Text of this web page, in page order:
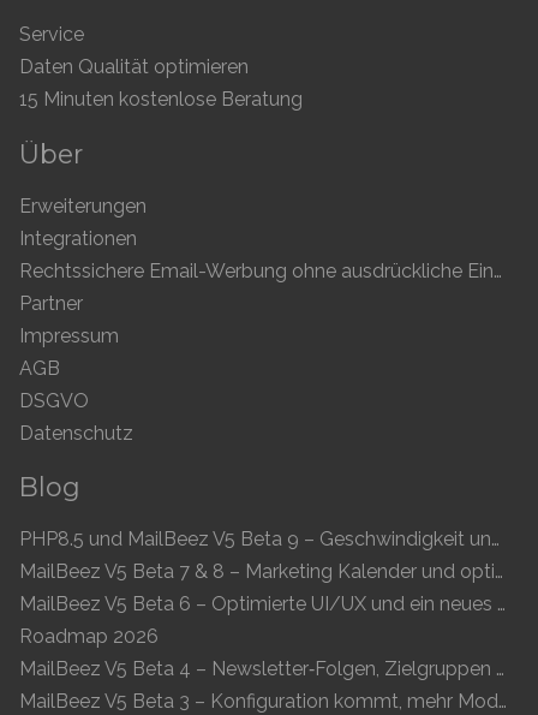
Service
Daten Qualität optimieren
15 Minuten kostenlose Beratung
Über
Erweiterungen
Integrationen
Rechtssichere Email-Werbung ohne ausdrückliche Einwilligung
Partner
Impressum
AGB
DSGVO
Datenschutz
Blog
PHP8.5 und MailBeez V5 Beta 9 – Geschwindigkeit und Kompatibilität
MailBeez V5 Beta 7 & 8 – Marketing Kalender und optimierte UI
MailBeez V5 Beta 6 – Optimierte UI/UX und ein neues Newsletter-Konzept
Roadmap 2026
MailBeez V5 Beta 4 – Newsletter‑Folgen, Zielgruppen und moderne Vorschau
MailBeez V5 Beta 3 – Konfiguration kommt, mehr Module, flüssigeres UX